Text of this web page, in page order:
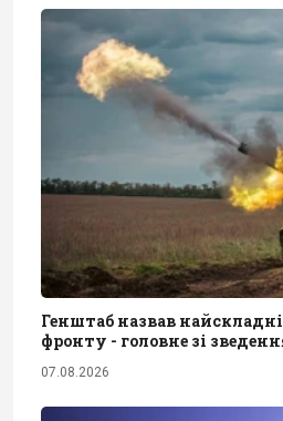
Генштаб назвав
фронту - головне зі
07.08.2026